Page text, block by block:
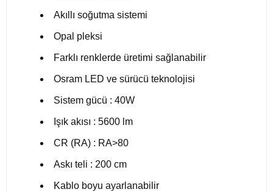
Akıllı soğutma sistemi
Opal pleksi
Farklı renklerde üretimi sağlanabilir
Osram LED ve sürücü teknolojisi
Sistem gücü : 40W
Işık akısı : 5600 lm
CR (RA) : RA>80
Askı teli : 200 cm
Kablo boyu ayarlanabilir